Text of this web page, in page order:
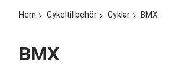
Hem Cykeltillbehör Cyklar BMX
BMX